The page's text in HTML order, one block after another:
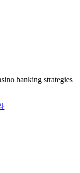
banking strategies